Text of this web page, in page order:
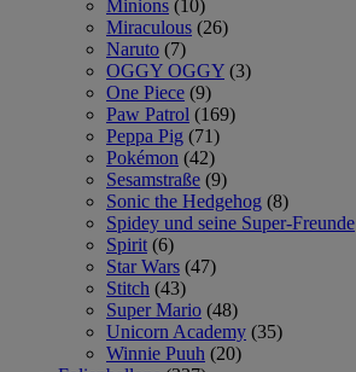
Minions (10)
Miraculous (26)
Naruto (7)
OGGY OGGY (3)
One Piece (9)
Paw Patrol (169)
Peppa Pig (71)
Pokémon (42)
Sesamstraße (9)
Sonic the Hedgehog (8)
Spidey und seine Super-Freunde
Spirit (6)
Star Wars (47)
Stitch (43)
Super Mario (48)
Unicorn Academy (35)
Winnie Puuh (20)